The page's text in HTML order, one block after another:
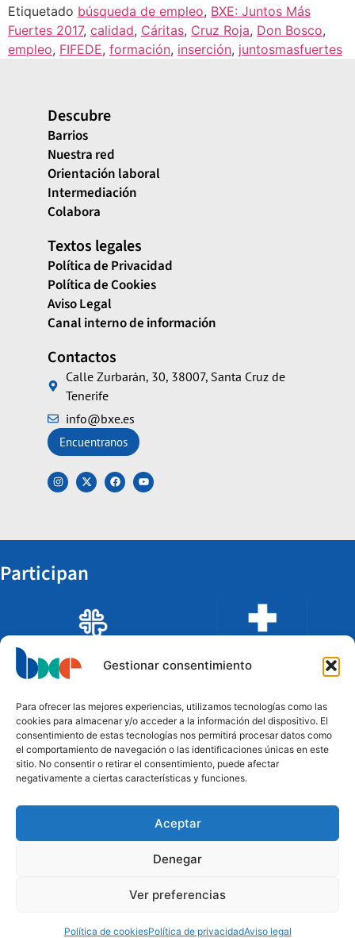
Gestionar consentimiento
Para ofrecer las mejores experiencias, utilizamos tecnologías como las
cookies para almacenar y/o acceder a la información del dispositivo. El
consentimiento de estas tecnologías nos permitirá procesar datos como
el comportamiento de navegación o las identificaciones únicas en este
sitio. No consentir o retirar el consentimiento, puede afectar
negativamente a ciertas características y funciones.
Aceptar
Denegar
Ver preferencias
Política de cookiesPolítica de privacidadAviso legal
Etiquetado búsqueda de empleo, BXE: Juntos Más
Fuertes 2017, calidad, Cáritas, Cruz Roja, Don Bosco,
empleo, FIFEDE, formación, inserción, juntosmasfuertes
Descubre
Barrios
Nuestra red
Orientación laboral
Intermediación
Colabora
Textos legales
Política de Privacidad
Política de Cookies
Aviso Legal
Canal interno de información
Contactos
Calle Zurbarán, 30, 38007, Santa Cruz de
Tenerife
info@bxe.es
Encuentranos
Participan
Financian